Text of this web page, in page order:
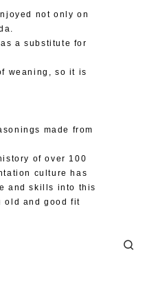
not only on
a substitute for
weaning, so it is
made from
of over 100
culture has
and skills into this
old and good fit